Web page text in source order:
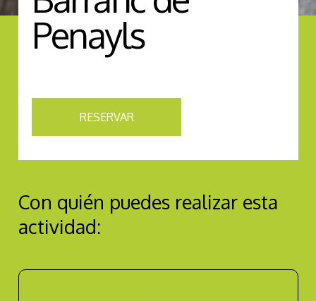
Penayls
RESERVAR
Con quién puedes realizar esta
actividad: